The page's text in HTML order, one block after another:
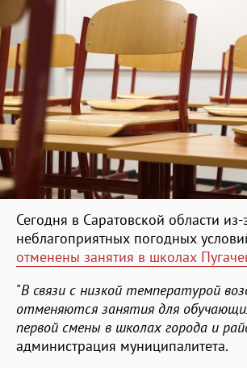
Сегодня в Саратовской области из-
неблагоприятных погодных
отменены занятия в школах
"В связи с низкой температурой
отменяются занятия для
первой смены в школах города и
администрация муниципалитета.